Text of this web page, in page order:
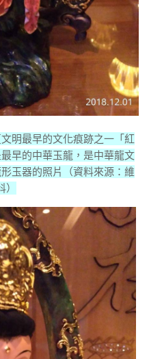
明最早的文化痕跡之一「紅
早的中華玉龍，是中華龍文
玉器的照片（資料來源：維